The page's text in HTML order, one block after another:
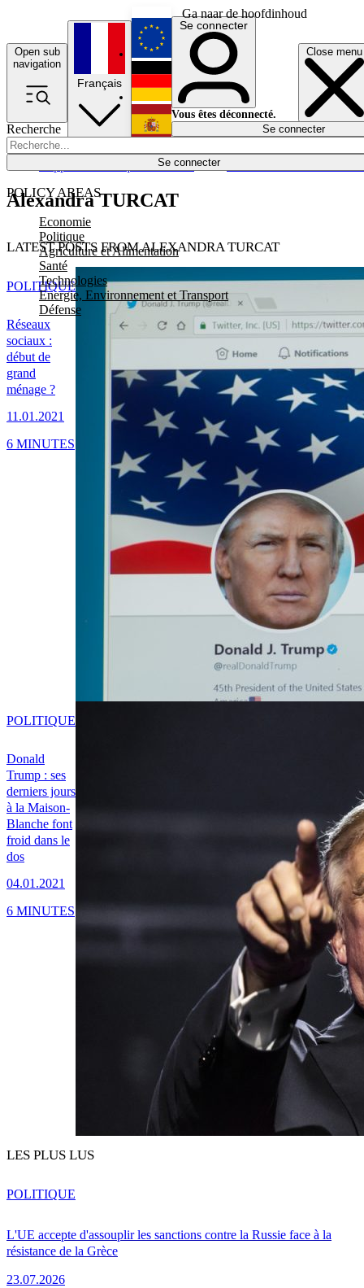
Ga naar de hoofdinhoud
Open sub
navigation
Close menu
Recherche
Se connecter
POLICY AREAS
Economie
Politique
Agriculture et Alimentation
Santé
Technologies
Energie, Environnement et Transport
Défense
Économie
Français
English
Deutsch
Español
Se connecter
Vous êtes déconnecté.
Se connecter
Alexandra TURCAT
LATEST POSTS FROM ALEXANDRA TURCAT
Réseaux
sociaux :
début de
grand
ménage ?
11.01.2021
POLITIQUE
6 MINUTES
Donald
Trump : ses
derniers jours
à la Maison-
Blanche font
froid dans le
dos
04.01.2021
POLITIQUE
6 MINUTES
LES PLUS LUS
L'UE accepte d'assouplir les sanctions contre la Russie face à la
résistance de la Grèce
23.07.2026
POLITIQUE